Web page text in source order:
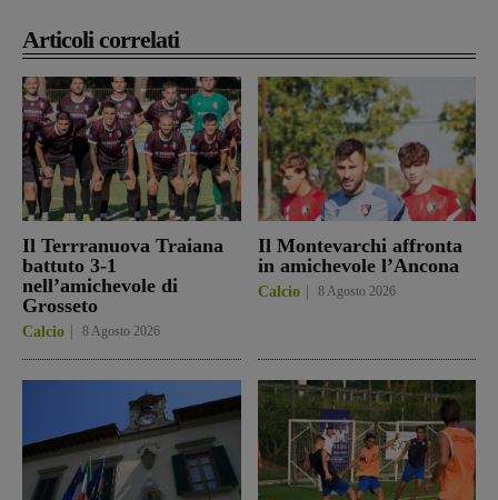
Articoli correlati
Il Terrranuova Traiana
battuto 3-1
nell’amichevole di
Grosseto
Calcio 8 Agosto 2026
Il Montevarchi affronta
in amichevole l’Ancona
Calcio 8 Agosto 2026